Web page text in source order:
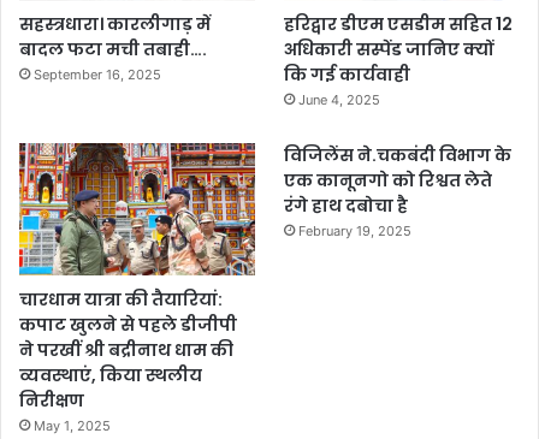
सहस्त्रधारा। कारलीगाड़ में
बादल फटा मची तबाही….
September 16, 2025
हरिद्वार डीएम एसडीम सहित 12
अधिकारी सस्पेंड जानिए क्यों
कि गई कार्यवाही
June 4, 2025
चारधाम यात्रा की तैयारियां:
कपाट खुलने से पहले डीजीपी
ने परखीं श्री बद्रीनाथ धाम की
व्यवस्थाएं, किया स्थलीय
निरीक्षण
May 1, 2025
विजिलेंस ने.चकबंदी विभाग के
एक कानूनगो को रिश्वत लेते
रंगे हाथ दबोचा है
February 19, 2025